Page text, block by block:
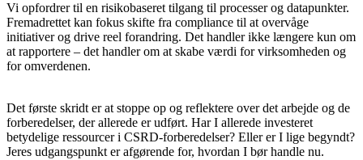
Vi opfordrer til en risikobaseret tilgang til processer og datapunkter.
Fremadrettet kan fokus skifte fra compliance til at overvåge
initiativer og drive reel forandring. Det handler ikke længere kun om
at rapportere – det handler om at skabe værdi for virksomheden og
for omverdenen.
Det første skridt er at stoppe op og reflektere over det arbejde og de
forberedelser, der allerede er udført. Har I allerede investeret
betydelige ressourcer i CSRD-forberedelser? Eller er I lige begyndt?
Jeres udgangspunkt er afgørende for, hvordan I bør handle nu.